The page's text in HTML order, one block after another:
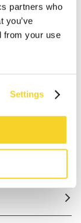
partners who
you’ve
from your use
Settings
maat
BARTS